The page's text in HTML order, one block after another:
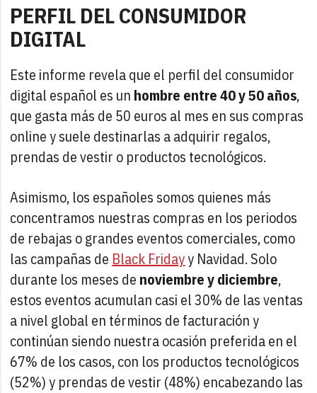
PERFIL DEL CONSUMIDOR
DIGITAL
Este informe revela que el perfil del consumidor
digital español es un hombre entre 40 y 50 años,
que gasta más de 50 euros al mes en sus compras
online y suele destinarlas a adquirir regalos,
prendas de vestir o productos tecnológicos.
Asimismo, los españoles somos quienes más
concentramos nuestras compras en los periodos
de rebajas o grandes eventos comerciales, como
las campañas de Black Fridayy Navidad. Solo
durante los meses de noviembre y diciembre,
estos eventos acumulan casi el 30% de las ventas
a nivel global en términos de facturación y
continúan siendo nuestra ocasión preferida en el
67% de los casos, con los productos tecnológicos
(52%) y prendas de vestir (48%) encabezando las